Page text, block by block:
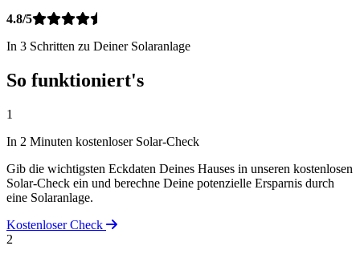
4.8/5
In 3 Schritten zu Deiner Solaranlage
So funktioniert's
1
In 2 Minuten kostenloser Solar-Check
Gib die wichtigsten Eckdaten Deines Hauses in unseren kostenlosen
Solar-Check ein und berechne Deine potenzielle Ersparnis durch
eine Solaranlage.
Kostenloser Check
2